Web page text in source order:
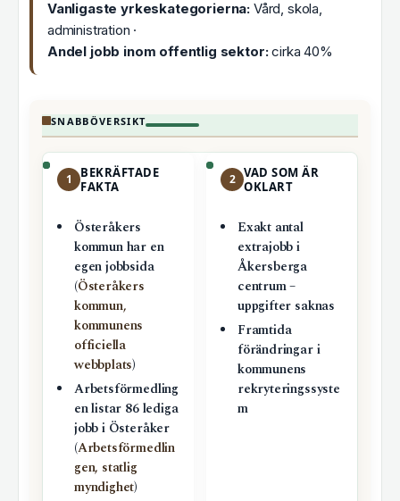
Vanligaste yrkeskategorierna: Vård, skola,
administration ·
Andel jobb inom offentlig sektor:cirka 40%
SNABBÖVERSIKT
1
BEKRÄFTADE
FAKTA
Österåkers
kommun har en
egen jobbsida
(Österåkers
kommun,
kommunens
officiella
webbplats)
Arbetsförmedling
en listar 86 lediga
jobb i Österåker
(Arbetsförmedlin
gen, statlig
myndighet)
2 VAD SOM ÄR
OKLART
Exakt antal
extrajobb i
Åkersberga
centrum –
uppgifter saknas
Framtida
förändringar i
kommunens
rekryteringssyste
m